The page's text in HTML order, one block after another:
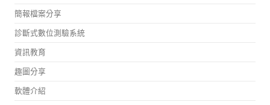
簡報檔案分享
診斷式數位測驗系統
資訊教育
趣圖分享
軟體介紹